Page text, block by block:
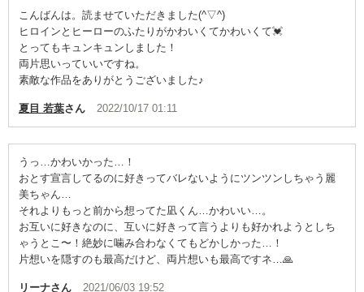
こんばんは。読ませていただきました(^▽^)
ヒロインとヒーローのふたりがかわいくてかわいくて💓
とってもキュンキュンしました！
両片思いっていいですね。
素敵な作品をありがとうございました♪
夏目 若葉さん 2022/10/17 01:11
うっ…かわいかった…！
おとす宣言してるのに好きってバレないようにツンツンしちゃう麗
美ちゃん…
それよりもっと前から想ってた凪くん…かわいい…。
お互いに好きなのに、互いに好きって言うよりも好かれようとしち
ゃうとこ〜！絶妙に噛み合わなくてもどかしかった…！
片想いを隠すのも最高だけど、両片想いも最高ですネ…🙏
リーナさん 2021/06/03 19:52